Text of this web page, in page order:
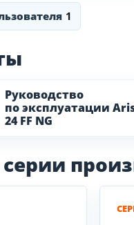
1
Руководство
по эксплуатации
24 FF NG